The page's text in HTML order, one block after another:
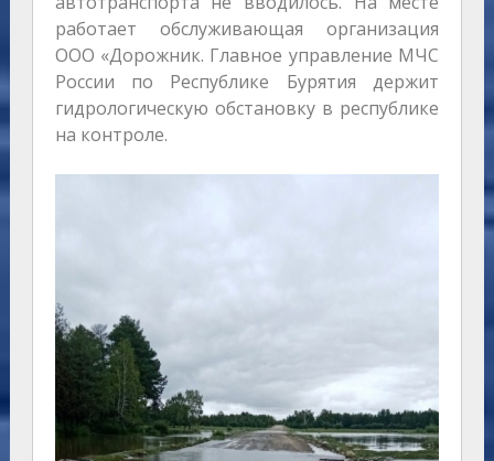
работает обслуживающая организация
ООО «Дорожник. Главное управление МЧС
России по Республике Бурятия держит
гидрологическую обстановку в республике
на контроле.